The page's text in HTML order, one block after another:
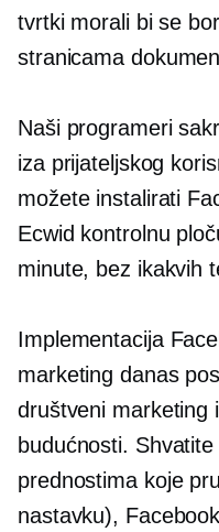
tvrtki morali bi se
stranicama
Naši programeri
iza prijateljskog
možete instalirati
Ecwid kontrolnu
minute, bez ikakvih
Implementacija
marketing danas
društveni marketing
budućnosti.
prednostima koje
nastavku),